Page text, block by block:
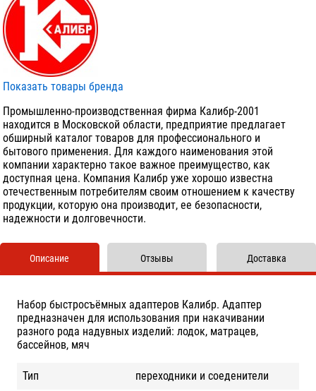
Показать товары бренда
Промышленно-производственная фирма Калибр-2001
находится в Московской области, предприятие предлагает
обширный каталог товаров для профессионального и
бытового применения. Для каждого наименования этой
компании характерно такое важное преимущество, как
доступная цена. Компания Калибр уже хорошо известна
отечественным потребителям своим отношением к качеству
продукции, которую она производит, ее безопасности,
надежности и долговечности.
Описание
Набор быстросъёмных адаптеров Калибр. Адаптер
предназначен для использования при накачивании
разного рода надувных изделий: лодок, матрацев,
бассейнов, мяч
Тип переходники и соеденители
Отзывы Доставка